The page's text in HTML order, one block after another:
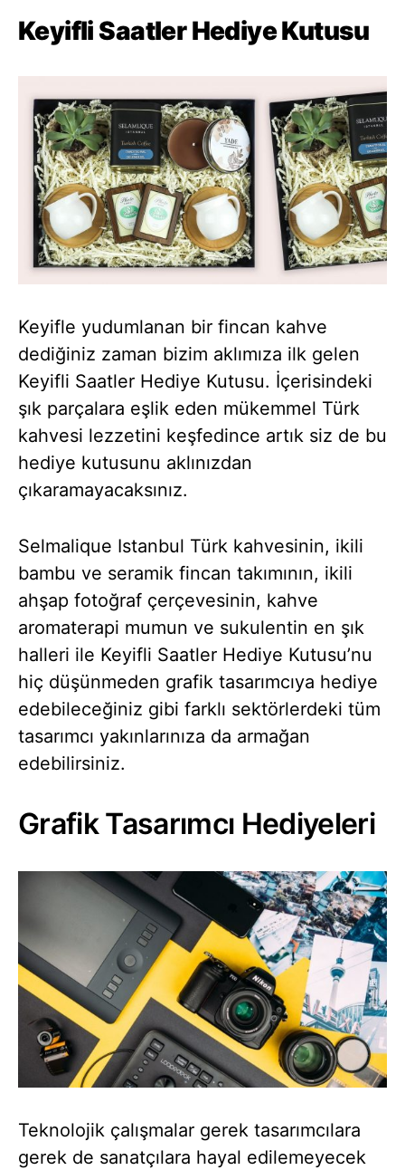
Keyifli Saatler Hediye Kutusu
Keyifle yudumlanan bir fincan kahve
dediğiniz zaman bizim aklımıza ilk gelen
Keyifli Saatler Hediye Kutusu. İçerisindeki
şık parçalara eşlik eden mükemmel Türk
kahvesi lezzetini keşfedince artık siz de bu
hediye kutusunu aklınızdan
çıkaramayacaksınız.
Selmalique Istanbul Türk kahvesinin, ikili
bambu ve seramik fincan takımının, ikili
ahşap fotoğraf çerçevesinin, kahve
aromaterapi mumun ve sukulentin en şık
halleri ile Keyifli Saatler Hediye Kutusu’nu
hiç düşünmeden grafik tasarımcıya hediye
edebileceğiniz gibi farklı sektörlerdeki tüm
tasarımcı yakınlarınıza da armağan
edebilirsiniz.
Grafik Tasarımcı Hediyeleri
Teknolojik çalışmalar gerek tasarımcılara
gerek de sanatçılara hayal edilemeyecek